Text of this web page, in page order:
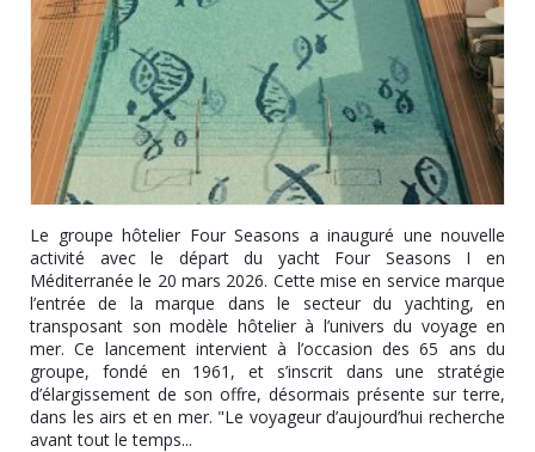
Le groupe hôtelier Four Seasons a inauguré une nouvelle
activité avec le départ du yacht Four Seasons I en
Méditerranée le 20 mars 2026. Cette mise en service marque
l’entrée de la marque dans le secteur du yachting, en
transposant son modèle hôtelier à l’univers du voyage en
mer. Ce lancement intervient à l’occasion des 65 ans du
groupe, fondé en 1961, et s’inscrit dans une stratégie
d’élargissement de son offre, désormais présente sur terre,
dans les airs et en mer. "Le voyageur d’aujourd’hui recherche
avant tout le temps...